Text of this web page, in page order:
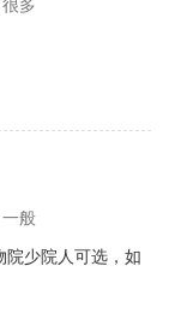
般
少院人可选，如